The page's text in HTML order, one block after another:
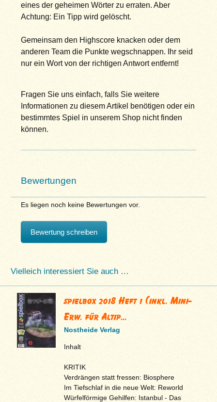
eines der geheimen Wörter zu erraten. Aber
Achtung: Ein Tipp wird gelöscht.
Gemeinsam den Highscore knacken oder dem
anderen Team die Punkte wegschnappen. Ihr seid
nur ein Wort von der richtigen Antwort entfernt!
Fragen Sie uns einfach, falls Sie weitere
Informationen zu diesem Artikel benötigen oder ein
bestimmtes Spiel in unserem Shop nicht finden
können.
Bewertungen
Es liegen noch keine Bewertungen vor.
Bewertung schreiben
Vielleich interessiert Sie auch …
spielbox 2018 Heft 1 (inkl. Mini-
Erw. für Altip...
Nostheide Verlag
Inhalt
KRITIK
Verdrängen statt fressen: Biosphere
Im Tiefschlaf in die neue Welt: Reworld
Würfelförmige Gehilfen: Istanbul - Das